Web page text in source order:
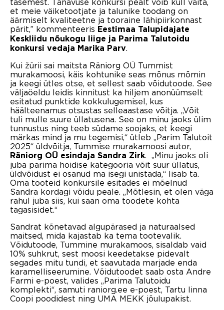
tasemest. Tänavuse konkursi pealt võib küll väita,
et meie väiketootjate ja talunike toodang on
äärmiselt kvaliteetne ja tooraine lähipiirkonnast
pärit,” kommenteeris Eestimaa Talupidajate
Keskliidu nõukogu liige ja Parima Talutoidu
konkursi vedaja Marika Parv.
Kui žürii sai maitsta Räniorg OÜ Tummist
murakamoosi, käis kohtunike seas mõnus mõmin
ja keegi ütles otse, et sellest saab võidutoode. See
väljaöeldu leidis kinnitust ka hiljem anonüümselt
esitatud punktide kokkulugemisel, kus
häälteenamus otsustas selleaastase võitja. „Võit
tuli mulle suure üllatusena. See on minu jaoks ülim
tunnustus ning teeb südame soojaks, et keegi
märkas mind ja mu tegemisi,“ ütleb „Parim Talutoit
2025“ üldvõitja, Tummise murakamoosi autor,
Räniorg OÜ esindaja Sandra Zirk. „Minu jaoks oli
juba parima hoidise kategooria võit suur üllatus,
üldvõidust ei osanud ma isegi unistada,“ lisab ta.
Oma tooteid konkursile esitades ei mõelnud
Sandra kordagi võidu peale. „Mõtlesin, et olen väga
rahul juba siis, kui saan oma toodete kohta
tagasisidet.“
Sandrat kõnetavad algupärased ja naturaalsed
maitsed, mida kajastab ka tema tootevalik.
Võidutoode, Tummine murakamoos, sisaldab vaid
10% suhkrut, sest moosi keedetakse pidevalt
segades mitu tundi, et saavutada marjade enda
karamelliseerumine. Võidutoodet saab osta Andre
Farmi e-poest, valides „Parima Talutoidu
komplekti“, samuti raniorg.ee e-poest, Tartu linna
Coopi poodidest ning UMA MEKK jõulupakist.